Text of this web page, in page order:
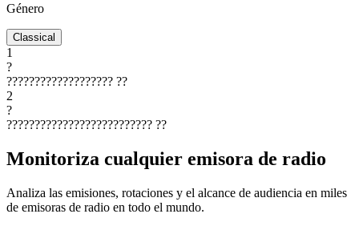
Género
Classical
1
?
??????????????????? ??
2
?
?????????????????????????? ??
Monitoriza cualquier emisora de radio
Analiza las emisiones, rotaciones y el alcance de audiencia en miles
de emisoras de radio en todo el mundo.